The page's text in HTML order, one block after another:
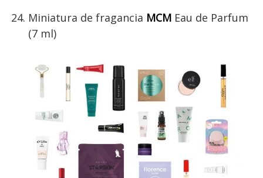
Miniatura de fragancia MCM Eau de Parfum
(7 ml)